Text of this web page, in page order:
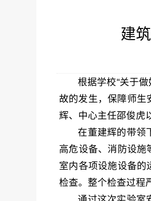
建
根据学校“关于
故的发生，保障师生
辉、中心主任邵俊虎
在董建辉的带领
高危设备、消防设施
室内各项设施设备的
检查。整个检查过程